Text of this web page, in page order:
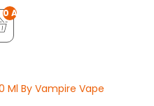
0 Artikel - €0,00
Ml By Vampire Vape